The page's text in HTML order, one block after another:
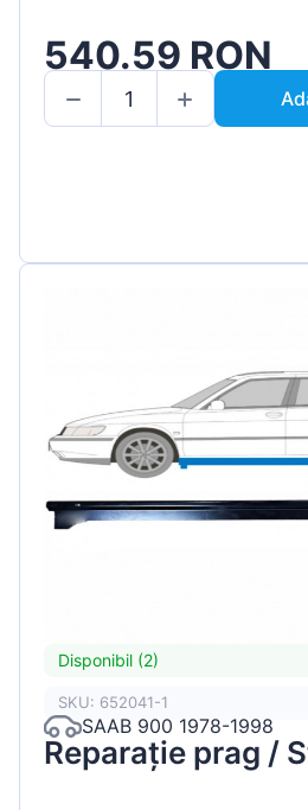
540.59 RON
Disponibil (2)
SKU: 652041-1
SAAB 900 1978-1998
Reparație prag /